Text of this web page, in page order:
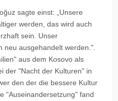
sagte einst: „Unsere
werden, das wird auch
sein. Unser
neu ausgehandelt werden.".
aus dem Kosovo als
der "Nacht der Kulturen" in
den der die bessere Kultur
"Auseinandersetzung" fand